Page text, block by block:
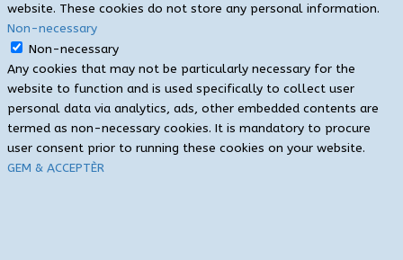
website. These cookies do not store any personal information.
Non-necessary
Non-necessary
Any cookies that may not be particularly necessary for the
website to function and is used specifically to collect user
personal data via analytics, ads, other embedded contents are
termed as non-necessary cookies. It is mandatory to procure
user consent prior to running these cookies on your website.
GEM & ACCEPTÈR